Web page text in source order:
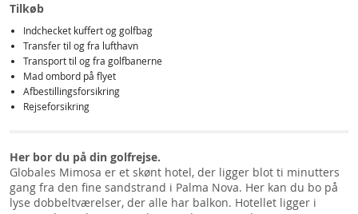
Tilkøb
Indchecket kuffert og golfbag
Transfer til og fra lufthavn
Transport til og fra golfbanerne
Mad ombord på flyet
Afbestillingsforsikring
Rejseforsikring
Her bor du på din golfrejse.
Globales Mimosa er et skønt hotel, der ligger blot ti minutters
gang fra den fine sandstrand i Palma Nova. Her kan du bo på
lyse dobbeltværelser, der alle har balkon. Hotellet ligger i